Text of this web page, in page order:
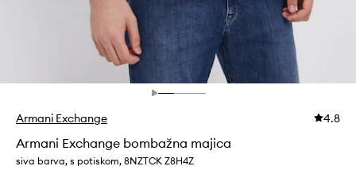
Armani Exchange 4.8
Armani Exchange bombažna majica
siva barva, s potiskom, 8NZTCK Z8H4Z